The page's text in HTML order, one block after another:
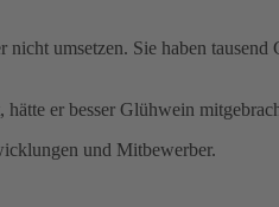
umsetzen. Sie haben
er besser Glühwein
und Mitbewerber.